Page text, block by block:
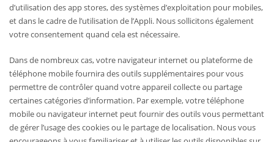
d’utilisation des app stores, des systèmes d’exploitation pour mobiles,
et dans le cadre de l’utilisation de l’Appli. Nous sollicitons également
votre consentement quand cela est nécessaire.
Dans de nombreux cas, votre navigateur internet ou plateforme de
téléphone mobile fournira des outils supplémentaires pour vous
permettre de contrôler quand votre appareil collecte ou partage
certaines catégories d’information. Par exemple, votre téléphone
mobile ou navigateur internet peut fournir des outils vous permettant
de gérer l’usage des cookies ou le partage de localisation. Nous vous